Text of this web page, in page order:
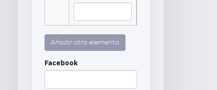
Añadir otro elemento
Facebook